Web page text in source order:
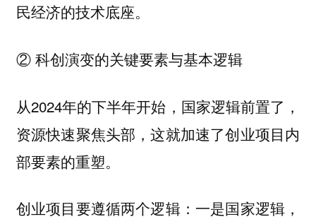
民经济的技术底座。
② 科创演变的关键要素与基本逻辑
从2024年的下半年开始，国家逻辑前置了，
资源快速聚焦头部，这就加速了创业项目内
部要素的重塑。
创业项目要遵循两个逻辑：一是国家逻辑，